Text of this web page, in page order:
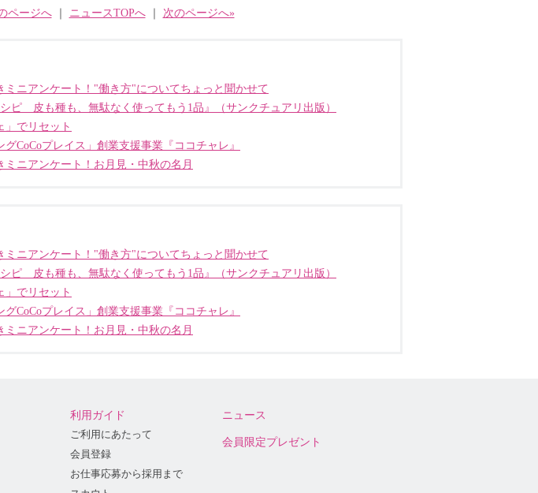
ページへ｜ ニュースTOPへ｜ 次のページへ»
ミニアンケート！"働き方"についてちょっと聞かせて
ピ 皮も種も、無駄なく使ってもう1品』（サンクチュアリ出版）
」でリセット
CoCoプレイス」創業支援事業『ココチャレ』
ミニアンケート！お月見・中秋の名月
ミニアンケート！"働き方"についてちょっと聞かせて
ピ 皮も種も、無駄なく使ってもう1品』（サンクチュアリ出版）
」でリセット
CoCoプレイス」創業支援事業『ココチャレ』
ミニアンケート！お月見・中秋の名月
利用ガイド
ご利用にあたって
会員登録
お仕事応募から採用まで
ニュース
会員限定プレゼント